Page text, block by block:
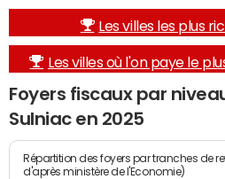
Les villes les plus
Les villes où l'on paye le
Foyers fiscaux par
Sulniac en 2025
Répartition des foyers par tranches de
d'après ministère de l'Economie)